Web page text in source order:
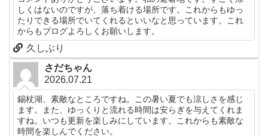
しくはないのですが、落ち着ける場所です。これからもゆっ
たりできる場所でいてくれるといいなと思っています。これ
からもブログよろしくお願いします。
久しぶり
さだちゃん
2026.07.21
錫杖湖、素敵なところですね。この暑い夏でも涼しさを感じ
ます。また、ゆっくりと流れる時間は安らぎを与えてくれま
すね。いつも更新を楽しみにしています。これからも素敵な
時間を楽しんでください。